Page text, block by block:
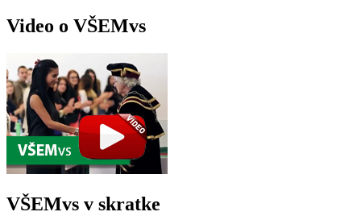
Video o VŠEMvs
VŠEMvs v skratke